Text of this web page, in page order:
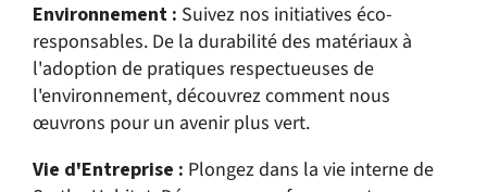
Environnement : Suivez nos initiatives éco-
responsables. De la durabilité des matériaux à
l'adoption de pratiques respectueuses de
l'environnement, découvrez comment nous
œuvrons pour un avenir plus vert.
Vie d'Entreprise : Plongez dans la vie interne de